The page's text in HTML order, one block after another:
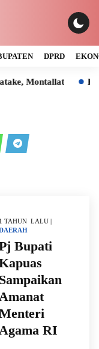
DPRD
Montallat
1 TAHUN LALU |
Bupati
Sampaikan
RI